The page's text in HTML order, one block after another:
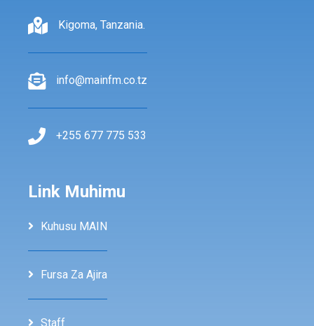
Kigoma, Tanzania.
info@mainfm.co.tz
+255 677 775 533
Link Muhimu
Kuhusu MAIN
Fursa Za Ajira
Staff